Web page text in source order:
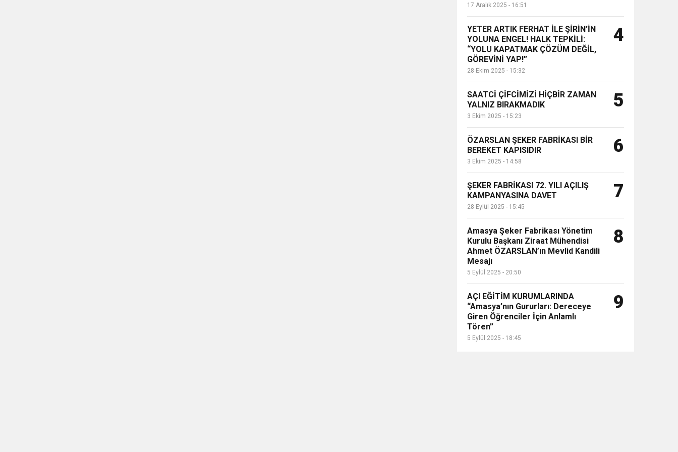
17 Aralık 2025 - 16:51
YETER ARTIK FERHAT İLE ŞİRİN’İN
YOLUNA ENGEL! HALK TEPKİLİ:
“YOLU KAPATMAK ÇÖZÜM DEĞİL,
GÖREVİNİ YAP!”
28 Ekim 2025 - 15:32
4
SAATCİ ÇİFCİMİZİ HİÇBİR ZAMAN
YALNIZ BIRAKMADIK
3 Ekim 2025 - 15:23
5
ÖZARSLAN ŞEKER FABRİKASI BİR
BEREKET KAPISIDIR
3 Ekim 2025 - 14:58
6
ŞEKER FABRİKASI 72. YILI AÇILIŞ
KAMPANYASINA DAVET
28 Eylül 2025 - 15:45
7
Amasya Şeker Fabrikası Yönetim
Kurulu Başkanı Ziraat Mühendisi
Ahmet ÖZARSLAN’ın Mevlid Kandili
Mesajı
5 Eylül 2025 - 20:50
8
AÇI EĞİTİM KURUMLARINDA
“Amasya’nın Gururları: Dereceye
Giren Öğrenciler İçin Anlamlı
Tören”
5 Eylül 2025 - 18:45
9